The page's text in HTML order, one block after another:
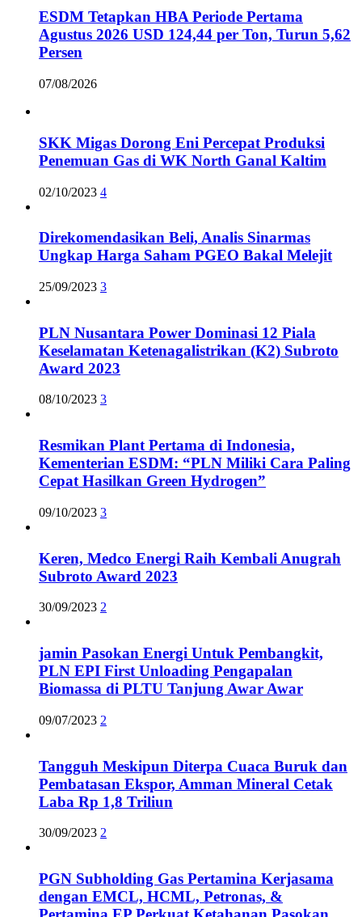
ESDM Tetapkan HBA Periode Pertama
Agustus 2026 USD 124,44 per Ton, Turun 5,62
Persen
07/08/2026
SKK Migas Dorong Eni Percepat Produksi
Penemuan Gas di WK North Ganal Kaltim
02/10/2023 4
Direkomendasikan Beli, Analis Sinarmas
Ungkap Harga Saham PGEO Bakal Melejit
25/09/2023 3
PLN Nusantara Power Dominasi 12 Piala
Keselamatan Ketenagalistrikan (K2) Subroto
Award 2023
08/10/2023 3
Resmikan Plant Pertama di Indonesia,
Kementerian ESDM: “PLN Miliki Cara Paling
Cepat Hasilkan Green Hydrogen”
09/10/2023 3
Keren, Medco Energi Raih Kembali Anugrah
Subroto Award 2023
30/09/2023 2
jamin Pasokan Energi Untuk Pembangkit,
PLN EPI First Unloading Pengapalan
Biomassa di PLTU Tanjung Awar Awar
09/07/2023 2
Tangguh Meskipun Diterpa Cuaca Buruk dan
Pembatasan Ekspor, Amman Mineral Cetak
Laba Rp 1,8 Triliun
30/09/2023 2
PGN Subholding Gas Pertamina Kerjasama
dengan EMCL, HCML, Petronas, &